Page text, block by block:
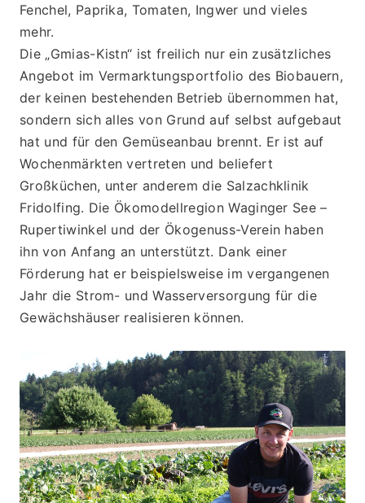
Fenchel, Paprika, Tomaten, Ingwer und vieles
mehr.
Die „Gmias-Kistn“ ist freilich nur ein zusätzliches
Angebot im Vermarktungsportfolio des Biobauern,
der keinen bestehenden Betrieb übernommen hat,
sondern sich alles von Grund auf selbst aufgebaut
hat und für den Gemüseanbau brennt. Er ist auf
Wochenmärkten vertreten und beliefert
Großküchen, unter anderem die Salzachklinik
Fridolfing. Die Ökomodellregion Waginger See –
Rupertiwinkel und der Ökogenuss-Verein haben
ihn von Anfang an unterstützt. Dank einer
Förderung hat er beispielsweise im vergangenen
Jahr die Strom- und Wasserversorgung für die
Gewächshäuser realisieren können.